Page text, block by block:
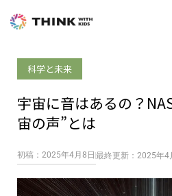
科学と未来
宇宙に音はあるの？
宙の声”とは
初稿：2025年4月8日 最終更新：2025年4